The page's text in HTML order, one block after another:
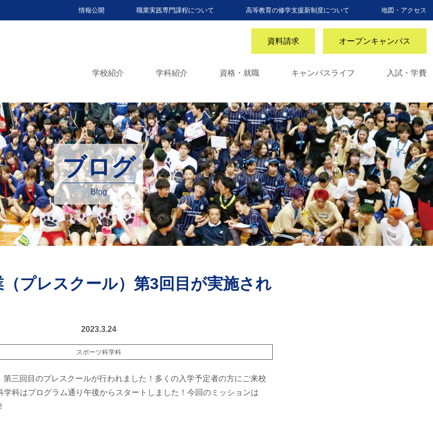
情報公開 職業実践専門課程について 高等教育の修学支援新制度について 地図・アクセス
資料請求 オープンキャンパス
学校紹介 学科紹介 資格・就職 キャンパスライフ 入試・学費
ブログ
Blog
（プレスクール）第3回目が実施され
2023.3.24
スポーツ科学科
第三回目のプレスクールが行われました！多くの入学予定者の方にご来校
学科はプログラム通り午後からスタートしました！今回のミッションは